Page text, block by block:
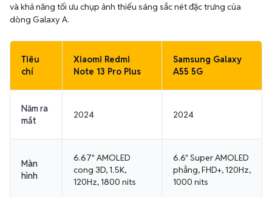
và khả năng tối ưu chụp ảnh thiếu sáng sắc nét đặc trưng của
dòng Galaxy A.
Tiêu
chí
Xiaomi Redmi
Note 13 Pro Plus
Samsung Galaxy
A55 5G
Năm ra
mắt
2024 2024
Màn
hình
6.67" AMOLED
cong 3D, 1.5K,
120Hz, 1800 nits
6.6" Super AMOLED
phẳng, FHD+, 120Hz,
1000 nits